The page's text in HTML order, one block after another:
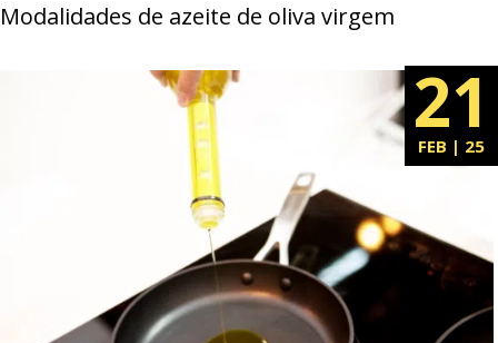
Modalidades de azeite de oliva virgem
21
FEB | 25